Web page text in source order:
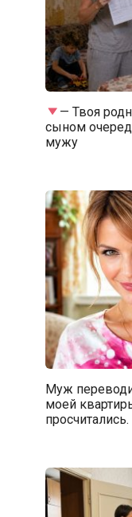
— Твоя
сыном
мужу
Муж
моей
просчитались.